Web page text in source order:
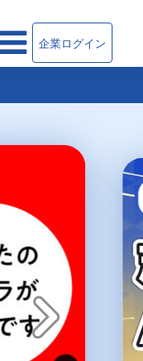
企業ログイン